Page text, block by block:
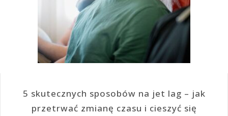
5 skutecznych sposobów na jet lag – jak
przetrwać zmianę czasu i cieszyć się